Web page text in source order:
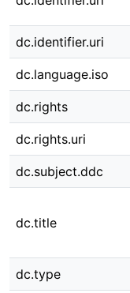
dc.identifier.uri
dc.language.iso
dc.rights
dc.rights.uri
dc.subject.ddc
dc.title
dc.type